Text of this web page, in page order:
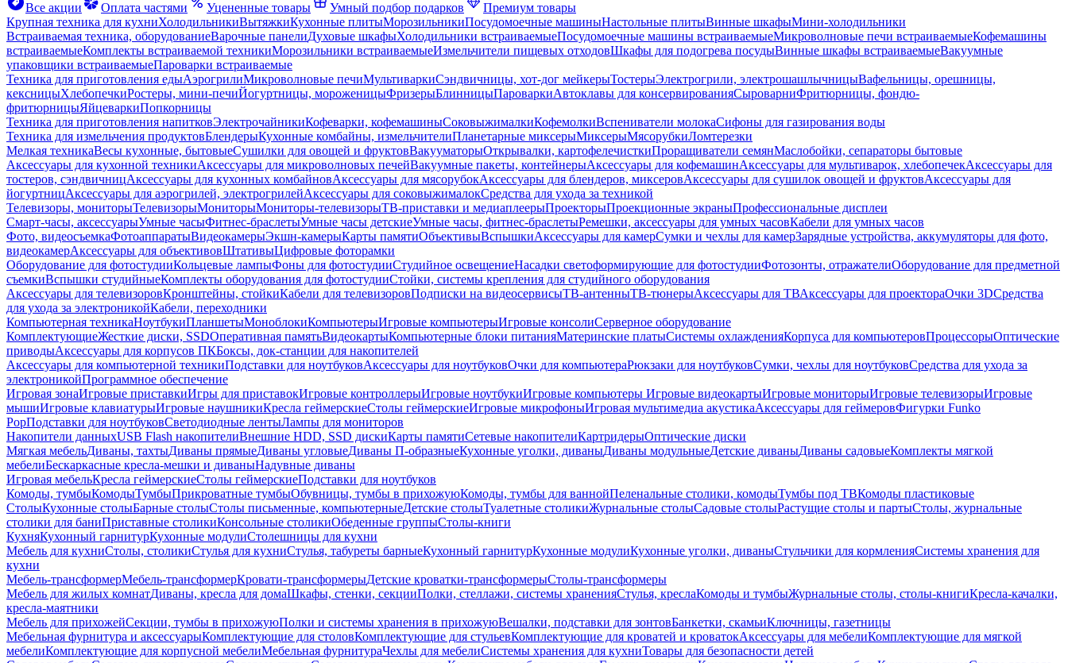
Все акции
Оплата частями Уцененные товары Умный подбор подарков
Премиум товары
Крупная техника для кухниХолодильникиВытяжкиКухонные плитыМорозильникиПосудомоечные машиныНастольные плитыВинные шкафыМини-холодильники
Встраиваемая техника, оборудованиеВарочные панелиДуховые шкафыХолодильники встраиваемыеПосудомоечные машины встраиваемыеМикроволновые печи встраиваемыеКофемашины
встраиваемыеКомплекты встраиваемой техникиМорозильники встраиваемыеИзмельчители пищевых отходовШкафы для подогрева посудыВинные шкафы встраиваемыеВакуумные
упаковщики встраиваемыеПароварки встраиваемые
Техника для приготовления едыАэрогрилиМикроволновые печиМультиваркиСэндвичницы, хот-дог мейкерыТостерыЭлектрогрили, электрошашлычницыВафельницы, орешницы,
кексницыХлебопечкиРостеры, мини-печиЙогуртницы, мороженицыФризерыБлинницыПароваркиАвтоклавы для консервированияСыроварниФритюрницы, фондю-
фритюрницыЯйцеваркиПопкорницы
Техника для приготовления напитковЭлектрочайникиКофеварки, кофемашиныСоковыжималкиКофемолкиВспениватели молокаСифоны для газирования воды
Техника для измельчения продуктовБлендерыКухонные комбайны, измельчителиПланетарные миксерыМиксерыМясорубкиЛомтерезки
Мелкая техникаВесы кухонные, бытовыеСушилки для овощей и фруктовВакууматорыОткрывалки, картофелечисткиПроращиватели семянМаслобойки, сепараторы бытовые
Аксессуары для кухонной техникиАксессуары для микроволновых печейВакуумные пакеты, контейнерыАксессуары для кофемашинАксессуары для мультиварок, хлебопечекАксессуары для
тостеров, сэндвичницАксессуары для кухонных комбайновАксессуары для мясорубокАксессуары для блендеров, миксеровАксессуары для сушилок овощей и фруктовАксессуары для
йогуртницАксессуары для аэрогрилей, электрогрилейАксессуары для соковыжималокСредства для ухода за техникой
Телевизоры, мониторыТелевизорыМониторыМониторы-телевизорыТВ-приставки и медиаплеерыПроекторыПроекционные экраныПрофессиональные дисплеи
Смарт-часы, аксессуарыУмные часыФитнес-браслетыУмные часы детскиеУмные часы, фитнес-браслетыРемешки, аксессуары для умных часовКабели для умных часов
Фото, видеосъемкаФотоаппаратыВидеокамерыЭкшн-камерыКарты памятиОбъективыВспышкиАксессуары для камерСумки и чехлы для камерЗарядные устройства, аккумуляторы для фото,
видеокамерАксессуары для объективовШтативыЦифровые фоторамки
Оборудование для фотостудииКольцевые лампыФоны для фотостудииСтудийное освещениеНасадки светоформирующие для фотостудииФотозонты, отражателиОборудование для предметной
съемкиВспышки студийныеКомплекты оборудования для фотостудииСтойки, системы крепления для студийного оборудования
Аксессуары для телевизоровКронштейны, стойкиКабели для телевизоровПодписки на видеосервисыТВ-антенныТВ-тюнерыАксессуары для ТВАксессуары для проектораОчки 3DСредства
для ухода за электроникойКабели, переходники
Компьютерная техникаНоутбукиПланшетыМоноблокиКомпьютерыИгровые компьютерыИгровые консолиСерверное оборудование
КомплектующиеЖесткие диски, SSDОперативная памятьВидеокартыКомпьютерные блоки питанияМатеринские платыСистемы охлажденияКорпуса для компьютеровПроцессорыОптические
приводыАксессуары для корпусов ПКБоксы, док-станции для накопителей
Аксессуары для компьютерной техникиПодставки для ноутбуковАксессуары для ноутбуковОчки для компьютераРюкзаки для ноутбуковСумки, чехлы для ноутбуковСредства для ухода за
электроникойПрограммное обеспечение
Игровая зонаИгровые приставкиИгры для приставокИгровые контроллерыИгровые ноутбукиИгровые компьютеры Игровые видеокартыИгровые мониторыИгровые телевизорыИгровые
мышиИгровые клавиатурыИгровые наушникиКресла геймерскиеСтолы геймерскиеИгровые микрофоныИгровая мультимедиа акустикаАксессуары для геймеровФигурки Funko
PopПодставки для ноутбуковСветодиодные лентыЛампы для мониторов
Накопители данныхUSB Flash накопителиВнешние HDD, SSD дискиКарты памятиСетевые накопителиКартридерыОптические диски
Мягкая мебельДиваны, тахтыДиваны прямыеДиваны угловыеДиваны П-образныеКухонные уголки, диваныДиваны модульныеДетские диваныДиваны садовыеКомплекты мягкой
мебелиБескаркасные кресла-мешки и диваныНадувные диваны
Игровая мебельКресла геймерскиеСтолы геймерскиеПодставки для ноутбуков
Комоды, тумбыКомодыТумбыПрикроватные тумбыОбувницы, тумбы в прихожуюКомоды, тумбы для ваннойПеленальные столики, комодыТумбы под ТВКомоды пластиковые
СтолыКухонные столыБарные столыСтолы письменные, компьютерныеДетские столыТуалетные столикиЖурнальные столыСадовые столыРастущие столы и партыСтолы, журнальные
столики для баниПриставные столикиКонсольные столикиОбеденные группыСтолы-книги
КухняКухонный гарнитурКухонные модулиСтолешницы для кухни
Мебель для кухниСтолы, столикиСтулья для кухниСтулья, табуреты барныеКухонный гарнитурКухонные модулиКухонные уголки, диваныСтульчики для кормленияСистемы хранения для
кухни
Мебель-трансформерМебель-трансформерКровати-трансформерыДетские кроватки-трансформерыСтолы-трансформеры
Мебель для жилых комнатДиваны, кресла для домаШкафы, стенки, секцииПолки, стеллажи, системы храненияСтулья, креслаКомоды и тумбыЖурнальные столы, столы-книгиКресла-качалки,
кресла-маятники
Мебель для прихожейСекции, тумбы в прихожуюПолки и системы хранения в прихожуюВешалки, подставки для зонтовБанкетки, скамьиКлючницы, газетницы
Мебельная фурнитура и аксессуарыКомплектующие для столовКомплектующие для стульевКомплектующие для кроватей и кроватокАксессуары для мебелиКомплектующие для мягкой
мебелиКомплектующие для корпусной мебелиМебельная фурнитураЧехлы для мебелиСистемы хранения для кухниТовары для безопасности детей